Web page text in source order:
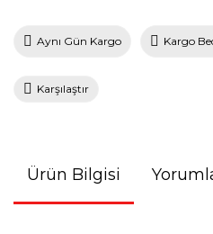
Aynı Gün Kargo Kargo
Karşılaştır
Ürün Bilgisi